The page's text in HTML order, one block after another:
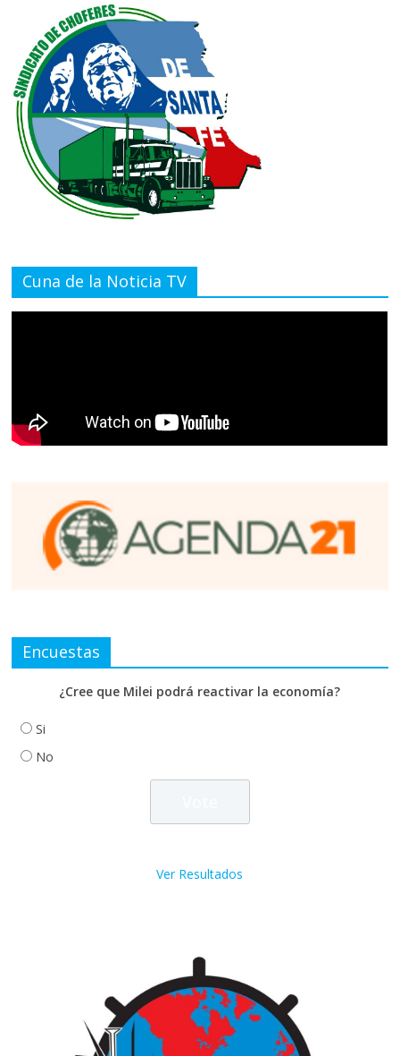
Cuna de la Noticia TV
Encuestas
¿Cree que Milei podrá reactivar la economía?
Si
No
Ver Resultados